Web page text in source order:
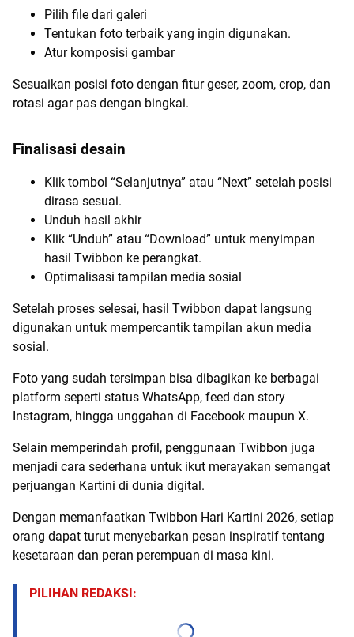
Pilih file dari galeri
Tentukan foto terbaik yang ingin digunakan.
Atur komposisi gambar
Sesuaikan posisi foto dengan fitur geser, zoom, crop, dan
rotasi agar pas dengan bingkai.
Finalisasi desain
Klik tombol “Selanjutnya” atau “Next” setelah posisi
dirasa sesuai.
Unduh hasil akhir
Klik “Unduh” atau “Download” untuk menyimpan
hasil Twibbon ke perangkat.
Optimalisasi tampilan media sosial
Setelah proses selesai, hasil Twibbon dapat langsung
digunakan untuk mempercantik tampilan akun media
sosial.
Foto yang sudah tersimpan bisa dibagikan ke berbagai
platform seperti status WhatsApp, feed dan story
Instagram, hingga unggahan di Facebook maupun X.
Selain memperindah profil, penggunaan Twibbon juga
menjadi cara sederhana untuk ikut merayakan semangat
perjuangan Kartini di dunia digital.
Dengan memanfaatkan Twibbon Hari Kartini 2026, setiap
orang dapat turut menyebarkan pesan inspiratif tentang
kesetaraan dan peran perempuan di masa kini.
PILIHAN REDAKSI: